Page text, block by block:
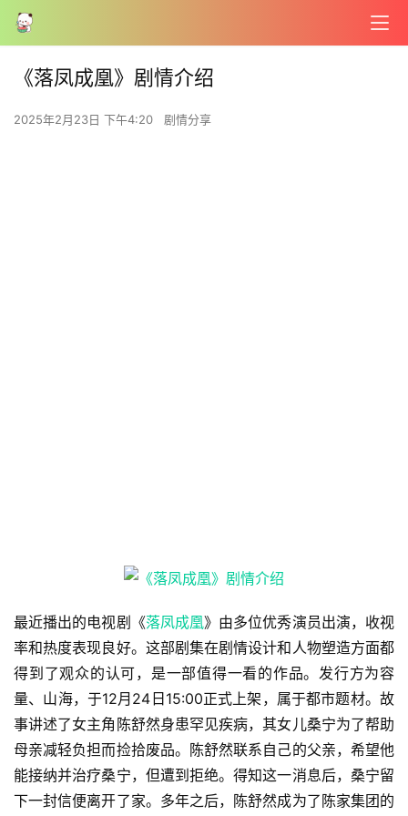
《落凤成凰》剧情介绍
2025年2月23日 下午4:20 剧情分享
最近播出的电视剧《落凤成凰》由多位优秀演员出演，收视
率和热度表现良好。这部剧集在剧情设计和人物塑造方面都
得到了观众的认可，是一部值得一看的作品。发行方为容
量、山海，于12月24日15:00正式上架，属于都市题材。故
事讲述了女主角陈舒然身患罕见疾病，其女儿桑宁为了帮助
母亲减轻负担而捡拾废品。陈舒然联系自己的父亲，希望他
能接纳并治疗桑宁，但遭到拒绝。得知这一消息后，桑宁留
下一封信便离开了家。多年之后，陈舒然成为了陈家集团的